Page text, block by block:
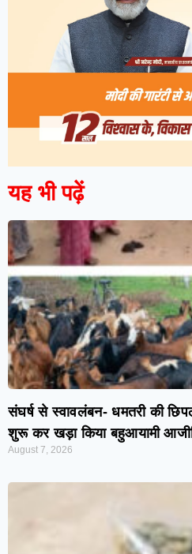
यह भी पढ़ें
संघर्ष से स्वावलंबन- धमतरी की
शुरू कर खड़ा किया बहुआयामी
August 7, 2026